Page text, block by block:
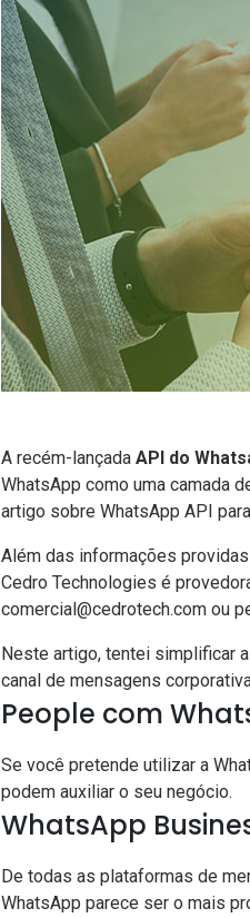
A recém-lançadaAPI do
WhatsApp como uma camada
artigo sobre WhatsApp API
Além das informações
Cedro Technologies é
comercial@cedrotech.com ou
Neste artigo, tentei simplificar a
canal de mensagens
People com
Se você pretende utilizar a
podem auxiliar o seu negócio.
WhatsApp
De todas as plataformas de
WhatsApp parece ser o mais